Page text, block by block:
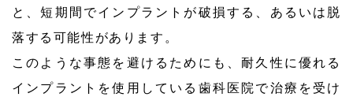
と、短期間でインプラントが破損する、あるいは脱
落する可能性があります。
このような事態を避けるためにも、耐久性に優れる
インプラントを使用している歯科医院で治療を受け